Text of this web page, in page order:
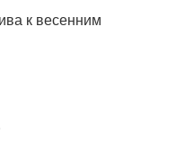
к весенним